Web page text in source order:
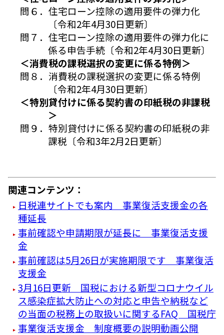
問６．住宅ローン控除の適用要件の弾力化
〔令和2年4月30日更新〕
問７．住宅ローン控除の適用要件の弾力化に
係る申告手続〔令和2年4月30日更新〕
＜消費税の課税選択の変更に係る特例＞
問８．消費税の課税選択の変更に係る特例
〔令和2年4月30日更新〕
＜特別貸付けに係る契約書の印紙税の非課税
＞
問９．特別貸付けに係る契約書の印紙税の非
課税〔令和3年2月2日更新〕
関連コンテンツ：
日税連サイトでも案内 事業復活支援金の各
種延長
事前確認や申請期限が延長に 事業復活支援
金
事前確認は5月26日が実施期限です 事業復活
支援金
3月16日更新 国税における新型コロナウイル
ス感染症拡大防止への対応と申告や納税など
の当面の税務上の取扱いに関するFAQ 国税庁
事業復活支援金 制度概要の説明動画公開